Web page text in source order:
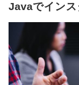
Javaでインス